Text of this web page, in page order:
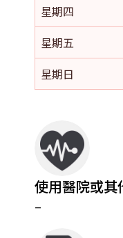
星期四
星期五
星期日
使用醫院或其
–